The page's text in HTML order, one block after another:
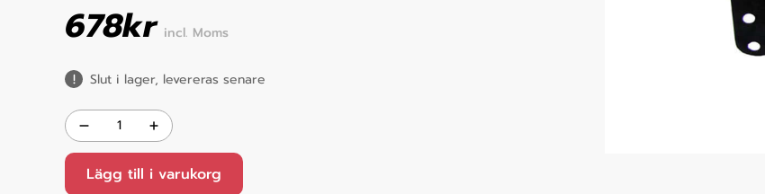
678kr incl. Moms
Slut i lager, levereras senare
Lägg till i varukorg